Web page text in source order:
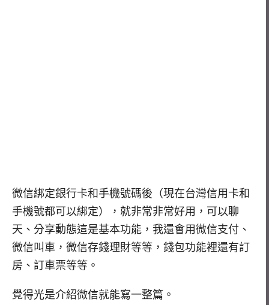
微信綁定銀行卡和手機號碼後（現在台灣信用卡和
手機號都可以綁定），就非常非常好用，可以聊
天、分享動態這是基本功能，我還會用微信支付、
微信叫車，微信存錢理財等等，錢包功能裡還有訂
房、訂車票等等。
覺得光是介紹微信就能寫一整篇。